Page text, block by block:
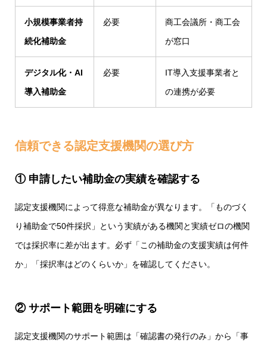
小規模事業者持
続化補助金
必要
商工会議所・商工会
が窓口
デジタル化・AI
導入補助金
必要
IT導入支援事業者と
の連携が必要
信頼できる認定支援機関の選び方
① 申請したい補助金の実績を確認する
認定支援機関によって得意な補助金が異なります。「 ものづく
り補助金で50件採択」という実績がある機関と実績ゼロの機関
では採択率に差が出ます。必ず「この補助金の支援実績は何件
か」「採択率はどのくらいか」を確認してください。
② サポート範囲を明確にする
認定支援機関のサポート範囲は「確認書の発行のみ」から「事